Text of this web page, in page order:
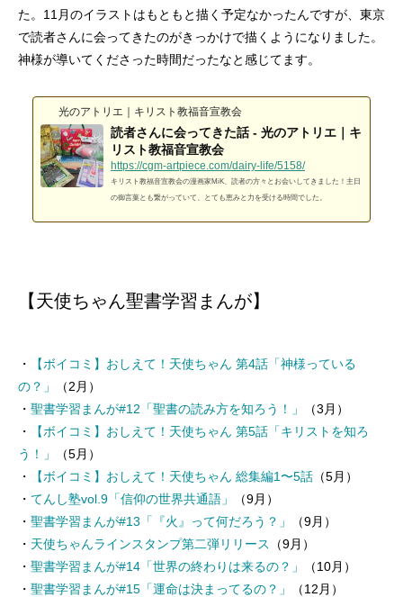
た。11月のイラストはもともと描く予定なかったんですが、東京
で読者さんに会ってきたのがきっかけで描くようになりました。
神様が導いてくださった時間だったなと感じてます。
光のアトリエ｜キリスト教福音宣教会
読者さんに会ってきた話 - 光のアトリエ｜キ
リスト教福音宣教会
https://cgm-artpiece.com/dairy-life/5158/
キリスト教福音宣教会の漫画家MiK、読者の方々とお会いしてきました！主日
の御言葉とも繋がっていて、とても恵みと力を受ける時間でした。
【天使ちゃん聖書学習まんが】
・
【ボイコミ】おしえて！天使ちゃん 第4話「神様っている
の？」
（2月）
・ 聖書学習まんが#12「聖書の読み方を知ろう！」
（3月）
・
【ボイコミ】おしえて！天使ちゃん 第5話「キリストを知ろ
う！」
（5月）
・
【ボイコミ】おしえて！天使ちゃん 総集編1〜5話 （5月）
・ てんし塾vol.9「信仰の世界共通語」
（9月）
・ 聖書学習まんが#13「『火』って何だろう？」
（9月）
・ 天使ちゃんラインスタンプ第二弾リリース
（9月）
・ 聖書学習まんが#14「世界の終わりは来るの？」
（10月）
・ 聖書学習まんが#15「運命は決まってるの？」 （12月）